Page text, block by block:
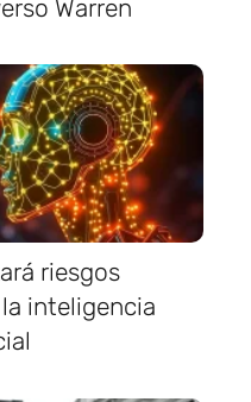
Warren
riesgos
inteligencia